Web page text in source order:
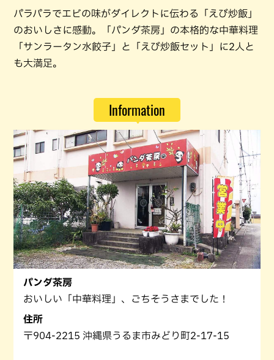
パラパラでエビの味がダイレクトに伝わる「えび炒飯」
のおいしさに感動。「パンダ茶房」の本格的な中華料理
「サンラータン水餃子」と「えび炒飯セット」に2人と
も大満足。
Information
パンダ茶房
おいしい「中華料理」、ごちそうさまでした！
住所
〒904-2215 沖縄県うるま市みどり町2-17-15